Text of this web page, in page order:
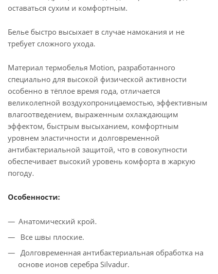
оставаться сухим и комфортным.
Белье быстро высыхает в случае намокания и не
требует сложного ухода.
Материал термобелья Motion, разработанного
специально для высокой физической активности
особенно в тёплое время года, отличается
великолепной воздухопроницаемостью, эффективным
влагоотведением, выраженным охлаждающим
эффектом, быстрым высыханием, комфортным
уровнем эластичности и долговременной
антибактериальной защитой, что в совокупности
обеспечивает высокий уровень комфорта в жаркую
погоду.
Особенности:
Анатомический крой.
Все швы плоские.
Долговременная антибактериальная обработка на
основе ионов серебра Silvadur.